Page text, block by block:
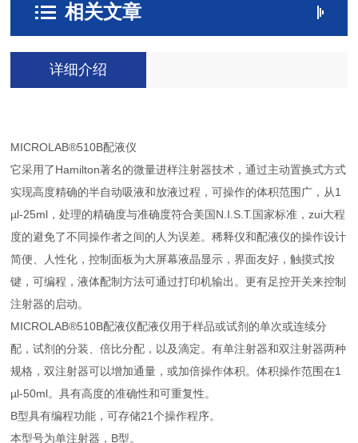
相关文章
详细介绍
MICROLAB®510B配液仪
它采用了Hamilton著名的微量进样注射器技术，通过主动置换式方式
实现高度精确的半自动吸液和放液过程，可操作的体积范围广，从1
µl-25ml，处理的精确度与准确度符合美国N.I.S.T.国家标准，zui大程
度的避免了不同操作者之间的人为误差。稀释仪和配液仪的操作设计
简便、人性化，控制面板为大屏幕液晶显示，界面友好，触摸式按
键，可编程，液体配制方法可通过打印机输出。更有足控开关来控制
注射器的启动。
MICROLAB®510B配液仪配液仪用于样品或试剂的单次或连续分
配，试剂的分装、倍比分配，以及滴定。有单注射器和双注射器两种
规格，双注射器可以增加通量，或加倍操作体积。体积操作范围在1
µl-50ml。具有高度的准确性和可重复性。
B型具有编程功能，可存储21个操作程序。
本型号为单注射器，B型。